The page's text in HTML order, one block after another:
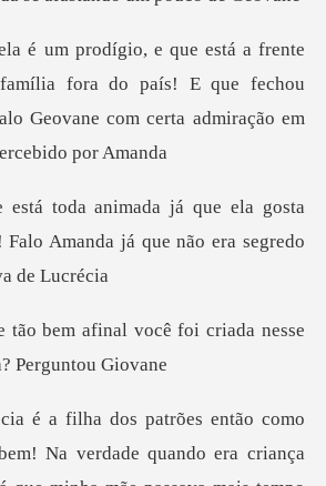
fora do país! E que fechou
Geo
gosta
Falo Amanda já que
al você foi criada nesse